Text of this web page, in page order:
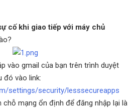
cố khi giao tiếp với máy chủ
vào gmail của bạn trên trình duyệt
đó vào link:
settings/security/lesssecureapps
chỗ mạng ổn định để đăng nhập lại là